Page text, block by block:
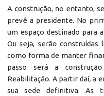
A construção, no entanto,
prevê a presidente. No
um espaço destinado para
Ou seja, serão construídas
como forma de manter
passo será a
Reabilitação. A partir daí, a
sua sede definitiva. As